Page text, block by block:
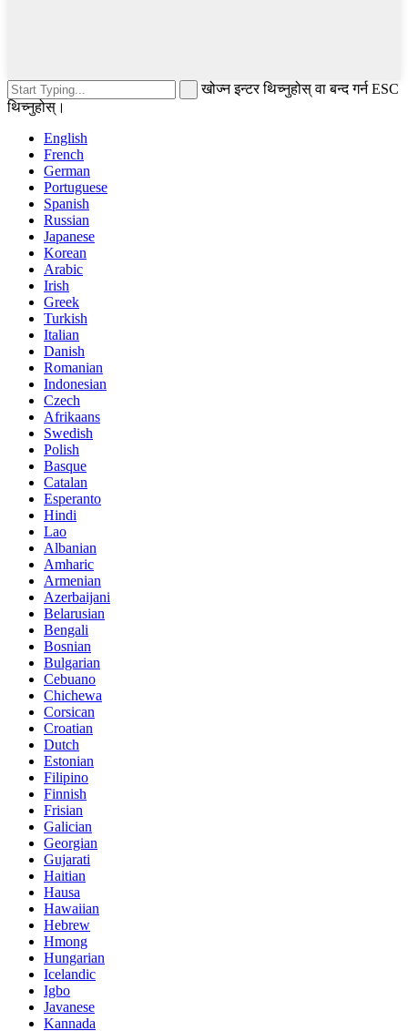
खोज्न इन्टर थिच्नुहोस् वा बन्द गर्न ESC
थिच्नुहोस्।
English
French
German
Portuguese
Spanish
Russian
Japanese
Korean
Arabic
Irish
Greek
Turkish
Italian
Danish
Romanian
Indonesian
Czech
Afrikaans
Swedish
Polish
Basque
Catalan
Esperanto
Hindi
Lao
Albanian
Amharic
Armenian
Azerbaijani
Belarusian
Bengali
Bosnian
Bulgarian
Cebuano
Chichewa
Corsican
Croatian
Dutch
Estonian
Filipino
Finnish
Frisian
Galician
Georgian
Gujarati
Haitian
Hausa
Hawaiian
Hebrew
Hmong
Hungarian
Icelandic
Igbo
Javanese
Kannada